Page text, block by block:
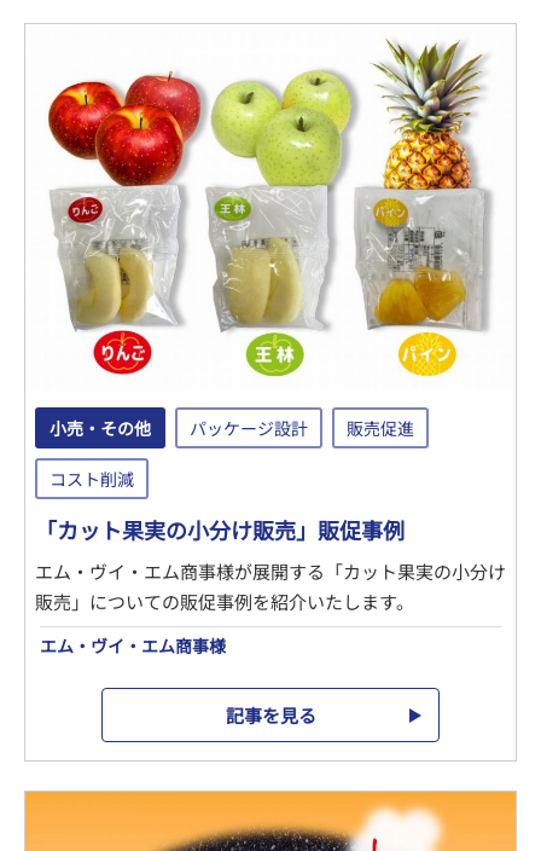
小売・その他 パッケージ設計 販売促進
コスト削減
「カット果実の小分け販売」販促事例
エム・ヴイ・エム商事様が展開する「カット果実の小分け
販売」についての販促事例を紹介いたします。
エム・ヴイ・エム商事様
記事を見る